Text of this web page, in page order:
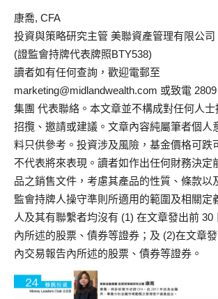
康喬, CFA
投資與策略研究主管 美聯資產管理有限公司
(證監會持牌代表牌照BTY538)
讀者如有任何查詢，歡迎電郵至
marketing@midlandwealth.com 或致電
集團 代表聯絡。本文章並不構成對任何人
招攬、邀請或建議。文章內容純屬筆者個人
料只供參考。投資涉及風險，基金價格可跌
不代表將來表現。讀者如作出任何財務決定
品之銷售文件，考慮其產品的性質、條款以
監會持牌人操守準則所適用的範圍及相關定
人及其有聯繫者均沒有 (1) 在文章發出前 30
內所述的股票、債券等證券；及 (2)在文章
內交易報告內所述的股票、債券等證券。